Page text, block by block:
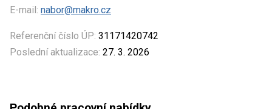
E-mail: nabor@makro.cz
Referenční číslo ÚP: 31171420742
Poslední aktualizace: 27. 3. 2026